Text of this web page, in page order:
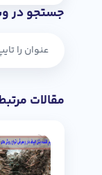
جستجو در
مقالات